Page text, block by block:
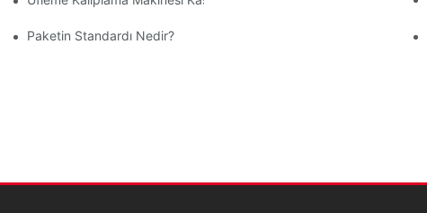
Paketin Standardı Nedir?